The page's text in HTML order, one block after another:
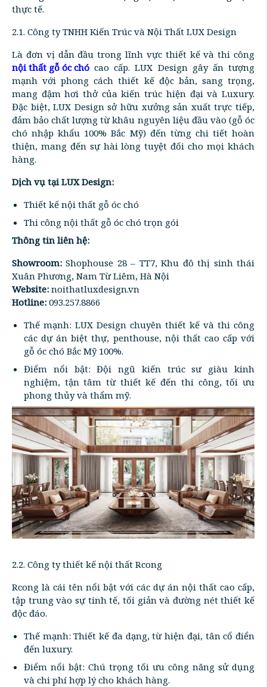
thực tế.
2.1. Công ty TNHH Kiến Trúc và Nội Thất LUX Design
Là đơn vị dẫn đầu trong lĩnh vực thiết kế và thi công
nội thất gỗ óc chó cao cấp. LUX Design gây ấn tượng
mạnh với phong cách thiết kế độc bản, sang trọng,
mang đậm hơi thở của kiến trúc hiện đại và Luxury.
Đặc biệt, LUX Design sở hữu xưởng sản xuất trực tiếp,
đảm bảo chất lượng từ khâu nguyên liệu đầu vào (gỗ óc
chó nhập khẩu 100% Bắc Mỹ) đến từng chi tiết hoàn
thiện, mang đến sự hài lòng tuyệt đối cho mọi khách
hàng.
Dịch vụ tại LUX Design:
Thiết kế nội thất gỗ óc chó
Thi công nội thất gỗ óc chó trọn gói
Thông tin liên hệ:
Showroom: Shophouse 28 – TT7, Khu đô thị sinh thái
Xuân Phương, Nam Từ Liêm, Hà Nội
Website: noithatluxdesign.vn
Hotline: 093.257.8866
Thế mạnh: LUX Design chuyên thiết kế và thi công
các dự án biệt thự, penthouse, nội thất cao cấp với
gỗ óc chó Bắc Mỹ 100%.
Điểm nổi bật: Đội ngũ kiến trúc sư giàu kinh
nghiệm, tận tâm từ thiết kế đến thi công, tối ưu
phong thủy và thẩm mỹ.
2.2. Công ty thiết kế nội thất Rcong
Rcong là cái tên nổi bật với các dự án nội thất cao cấp,
tập trung vào sự tinh tế, tối giản và đường nét thiết kế
độc đáo.
Thế mạnh: Thiết kế đa dạng, từ hiện đại, tân cổ điển
đến luxury.
Điểm nổi bật: Chú trọng tối ưu công năng sử dụng
và chi phí hợp lý cho khách hàng.